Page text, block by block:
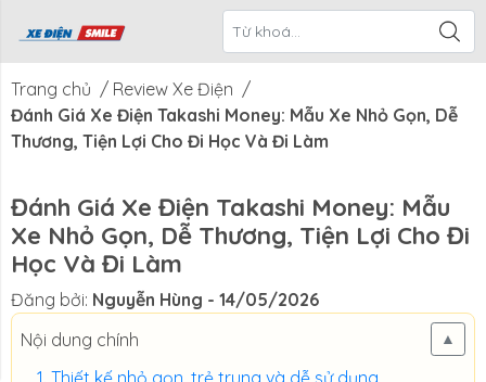
Xe Điện
Smile
CTKM Tháng Blog
Trang chủ / Review Xe Điện /
Đánh Giá Xe Điện Takashi Money: Mẫu Xe Nhỏ Gọn, Dễ
Thương, Tiện Lợi Cho Đi Học Và Đi Làm
Đánh Giá Xe Điện Takashi Money: Mẫu
Xe Nhỏ Gọn, Dễ Thương, Tiện Lợi Cho Đi
Học Và Đi Làm
Đăng bởi: Nguyễn Hùng - 14/05/2026
Nội dung chính
▲
Thiết kế nhỏ gọn, trẻ trung và dễ sử dụng